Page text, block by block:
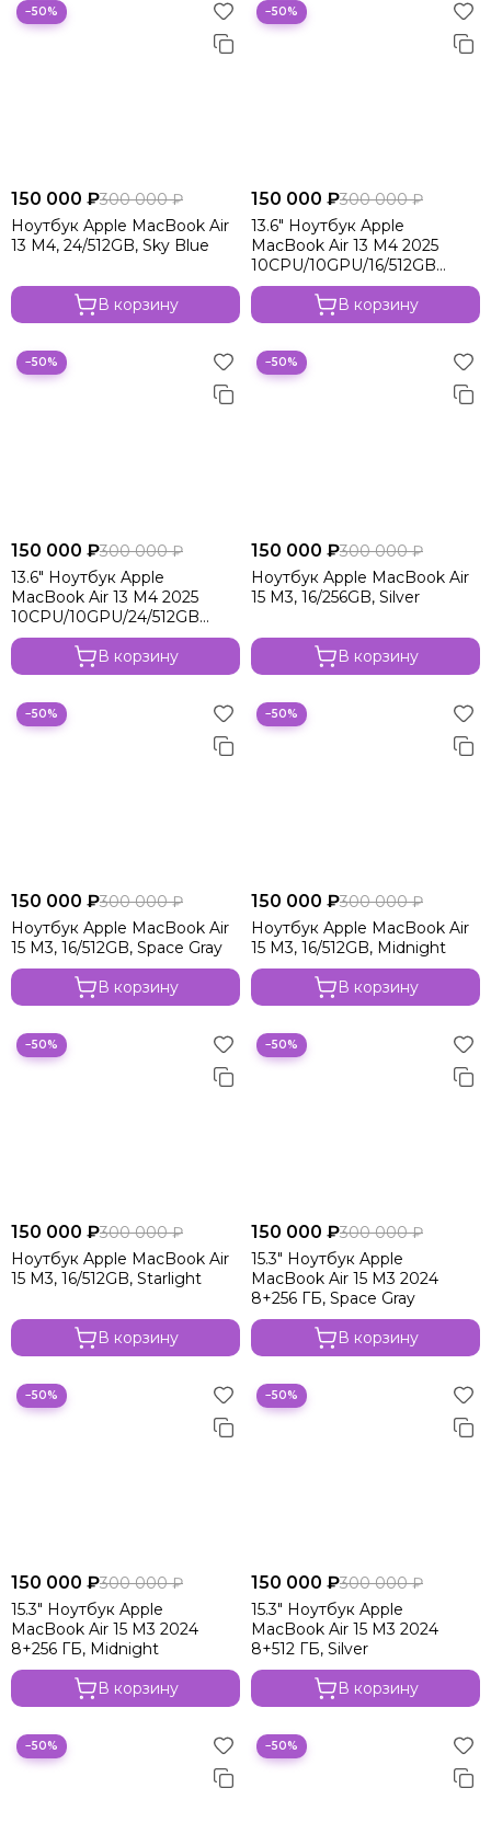
−50%
150 000 ₽300 000 ₽
Ноутбук Apple MacBook Air
13 M4, 24/512GB, Sky Blue
В корзину
−50%
150 000 ₽300 000 ₽
13.6" Ноутбук Apple
MacBook Air 13 M4 2025
10CPU/10GPU/16/512GB
Silver
В корзину
−50%
150 000 ₽300 000 ₽
13.6" Ноутбук Apple
MacBook Air 13 M4 2025
10CPU/10GPU/24/512GB
Stalight
В корзину
−50%
150 000 ₽300 000 ₽
Ноутбук Apple MacBook Air
15 M3, 16/256GB, Silver
В корзину
−50%
150 000 ₽300 000 ₽
Ноутбук Apple MacBook Air
15 M3, 16/512GB, Space Gray
В корзину
−50%
150 000 ₽300 000 ₽
Ноутбук Apple MacBook Air
15 M3, 16/512GB, Midnight
В корзину
−50%
150 000 ₽300 000 ₽
Ноутбук Apple MacBook Air
15 M3, 16/512GB, Starlight
В корзину
−50%
150 000 ₽300 000 ₽
15.3" Ноутбук Apple
MacBook Air 15 M3 2024
8+256 ГБ, Space Gray
В корзину
−50%
150 000 ₽300 000 ₽
15.3" Ноутбук Apple
MacBook Air 15 M3 2024
8+256 ГБ, Midnight
В корзину
−50%
150 000 ₽300 000 ₽
15.3" Ноутбук Apple
MacBook Air 15 M3 2024
8+512 ГБ, Silver
В корзину
−50% −50%